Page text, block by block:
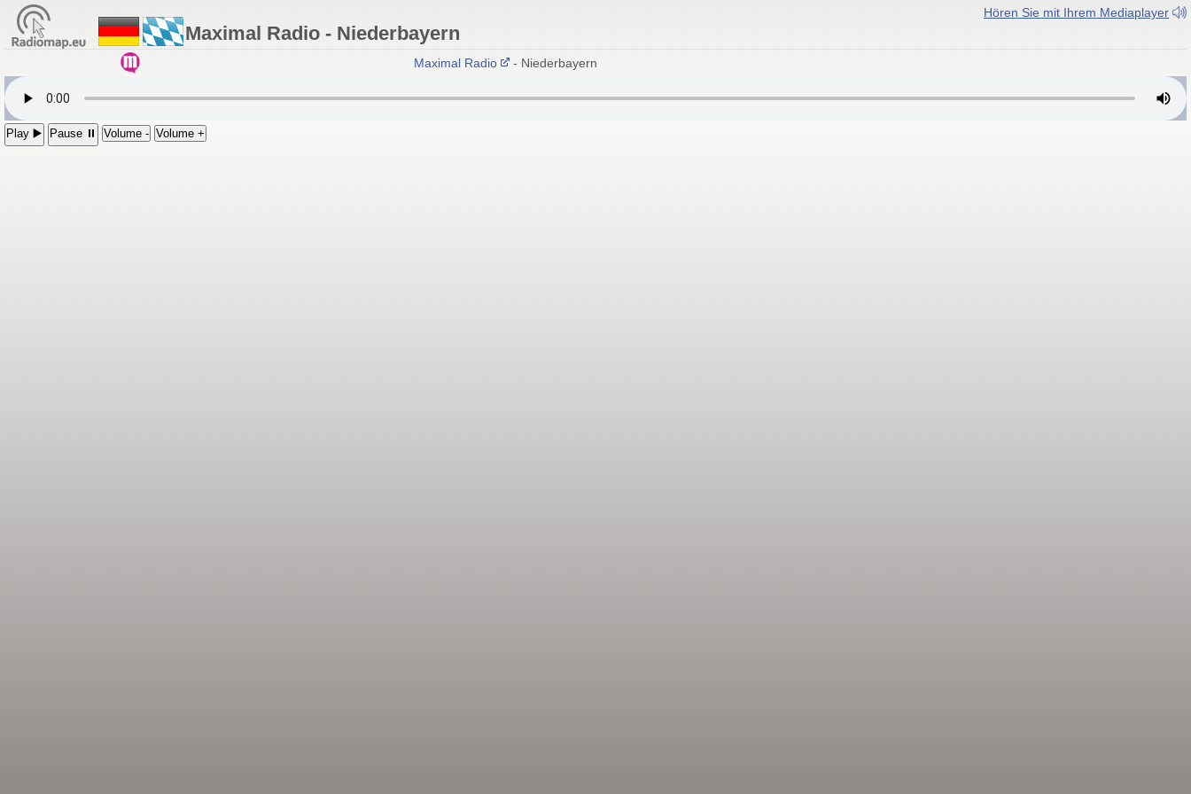
Hören Sie mit Ihrem Mediaplayer
Maximal Radio - Niederbayern
Maximal Radio - Niederbayern
Play ▶️ Pause ⏸ Volume - Volume +